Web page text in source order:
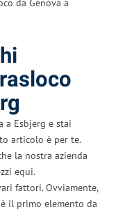
da Genova a
a Esbjerg e stai
articolo è per te.
la nostra azienda
equi.
fattori. Ovviamente,
il primo elemento da